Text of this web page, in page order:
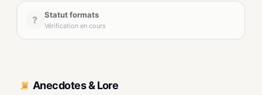
? Statut formats
Vérification en cours
Anecdotes & Lore